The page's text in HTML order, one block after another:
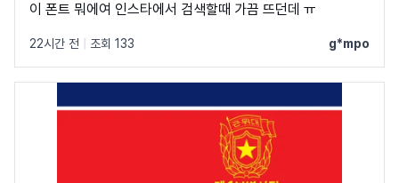
이 폰트 뭐에여 인스타에서 검색할때 가끔 뜨던데 ㅠ
22시간 전 조회 133 g*mpo